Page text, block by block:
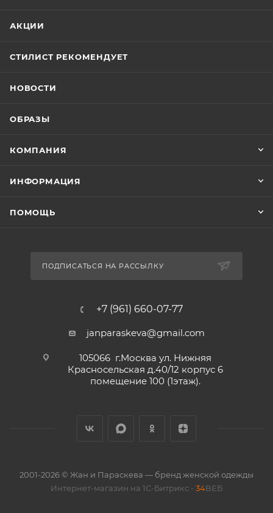
АКЦИИ
СТИЛИСТ РЕКОМЕНДУЕТ
НОВОСТИ
ОБРАЗЫ
КОМПАНИЯ
ИНФОРМАЦИЯ
ПОМОЩЬ
ПОДПИСАТЬСЯ НА РАССЫЛКУ
+7 (961) 660-07-77
janparaskeva@gmail.com
105066 г.Москва ул. Нижняя
Красносельская д.40/12 корпус 6
помещение 100 (1этаж).
2001-2026 © Жан и Параскева — бренд женской одежды
Интернет-магазин на 1С-Битрикс - 34ВЕБ